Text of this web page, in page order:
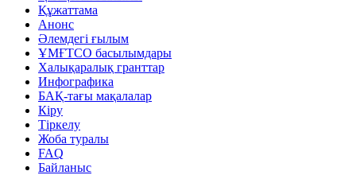
Құжаттама
Анонс
Әлемдегі ғылым
ҰМҒТСО басылымдары
Халықаралық гранттар
Инфографика
БАҚ-тағы мақалалар
Кіру
Тіркелу
Жоба туралы
FAQ
Байланыс